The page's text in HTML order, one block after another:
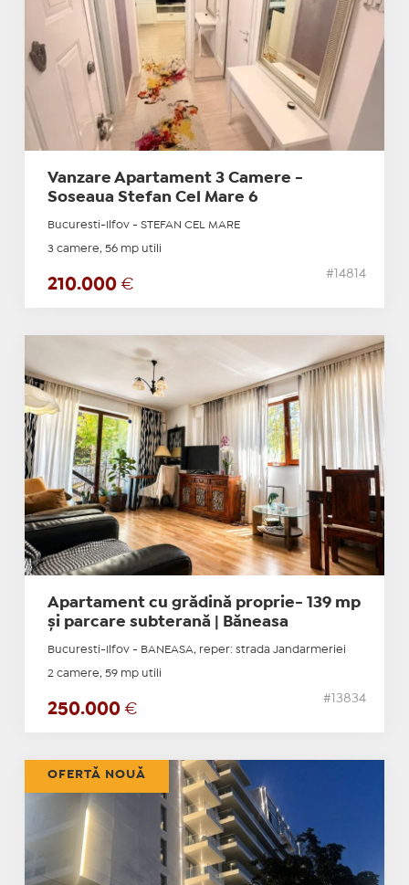
Vanzare Apartament 3 Camere -
Soseaua Stefan Cel Mare 6
Bucuresti-Ilfov - STEFAN CEL MARE
3 camere, 56 mp utili
210.000 €
#14814
Apartament cu grădină proprie- 139 mp
și parcare subterană | Băneasa
Bucuresti-Ilfov - BANEASA, reper: strada Jandarmeriei
2 camere, 59 mp utili
250.000 €
#13834
OFERTĂ NOUĂ